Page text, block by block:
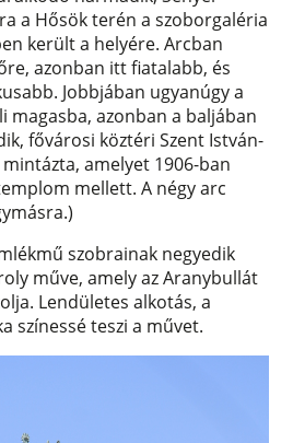
a Hősök terén a szoborgaléria
került a helyére. Arcban
azonban itt fiatalabb, és
Jobbjában ugyanúgy a
magasba, azonban a baljában
fővárosi köztéri Szent István-
amelyet 1906-ban
mellett. A négy arc
szobrainak negyedik
műve, amely az Aranybullát
Lendületes alkotás, a
színessé teszi a művet.